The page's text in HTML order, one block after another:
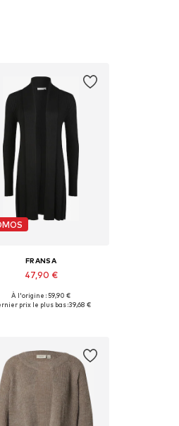
FRANSA
47,90 €
À l'origine : 59,90 €
prix le plus bas :39,68 €